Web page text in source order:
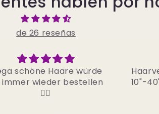
de 26 reseñas
Haarverlängerung Echthaar
10"-40" (25cm-100cm) Body
Wave